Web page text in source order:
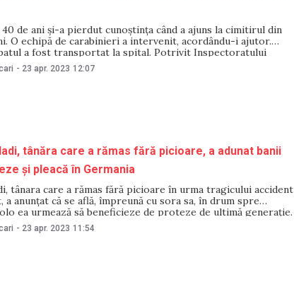
de ani și-a pierdut cunoștința când a ajuns la cimitirul din
O echipă de carabinieri a intervenit, acordându-i ajutor.
a fost transportat la spital. Potrivit Inspectoratului
totul s-a întâmplat în dimineața zilei de 23 aprilie.
pierdut cunoștința,
- 23 apr. 2023 12:07
tânăra care a rămas fără picioare, a adunat banii
și pleacă în Germania
tânara care a rămas fără picioare în urma tragicului accident
a anunțat că se află, împreună cu sora sa, în drum spre
ea urmează să beneficieze de proteze de ultimă generație.
Germania. Picorușele mă așteaptă”, a scris Marcela Paladi în
- 23 apr. 2023 11:54